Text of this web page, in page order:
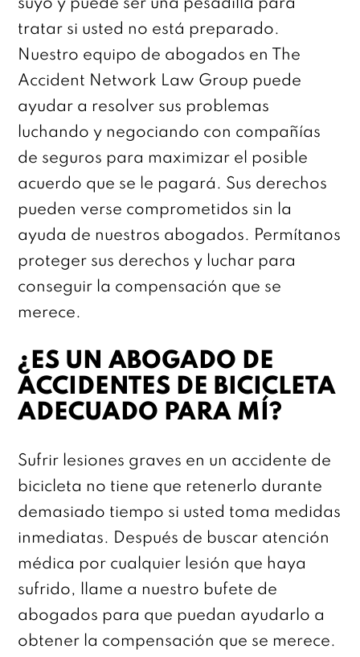
suyo y puede ser una pesadilla para
tratar si usted no está preparado.
Nuestro equipo de abogados en The
Accident Network Law Group puede
ayudar a resolver sus problemas
luchando y negociando con compañías
de seguros para maximizar el posible
acuerdo que se le pagará. Sus derechos
pueden verse comprometidos sin la
ayuda de nuestros abogados. Permítanos
proteger sus derechos y luchar para
conseguir la compensación que se
merece.
¿ES UN ABOGADO DE
ACCIDENTES DE BICICLETA
ADECUADO PARA MÍ?
Sufrir lesiones graves en un accidente de
bicicleta no tiene que retenerlo durante
demasiado tiempo si usted toma medidas
inmediatas. Después de buscar atención
médica por cualquier lesión que haya
sufrido, llame a nuestro bufete de
abogados para que puedan ayudarlo a
obtener la compensación que se merece.